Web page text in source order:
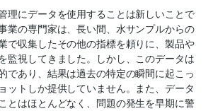
理にデータを使用することは新しいことで
業の専門家は、長い間、水サンプルからの
で収集したその他の指標を頼りに、製品や
監視してきました。しかし、このデータは
であり、結果は過去の特定の瞬間に起こっ
ットしか提供していません。また、データ
とはほとんどなく、問題の発生を早期に警